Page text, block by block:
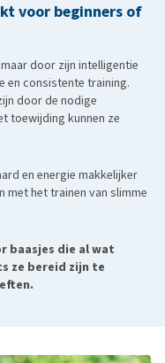
voor beginners of
door zijn intelligentie
en consistente training.
door de nodige
toewijding kunnen ze
en energie makkelijker
met het trainen van slimme
baasjes die al wat
ze bereid zijn te